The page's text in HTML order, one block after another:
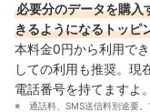
必要分のデータを購入
きるようになるトッピ
本料金0円から利用で
しての利用も推奨。現
電話番号を持てますよ。
通話料、SMS送信料別途要